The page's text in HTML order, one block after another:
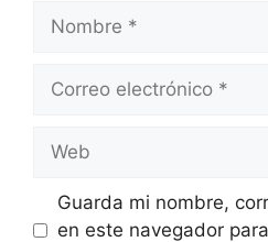
electrónico
Guarda mi nombre,
en este navegador